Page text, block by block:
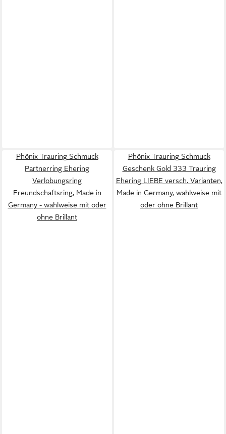
Phönix Trauring Schmuck
Partnerring Ehering
Verlobungsring
Freundschaftsring, Made in
Germany - wahlweise mit oder
ohne Brillant
Phönix Trauring Schmuck
Geschenk Gold 333 Trauring
Ehering LIEBE versch. Varianten,
Made in Germany, wahlweise mit
oder ohne Brillant